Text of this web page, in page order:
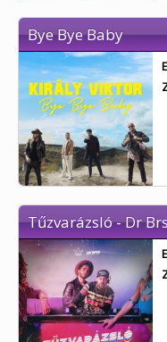
Bye Bye Baby
Tűzvarázsló - Dr